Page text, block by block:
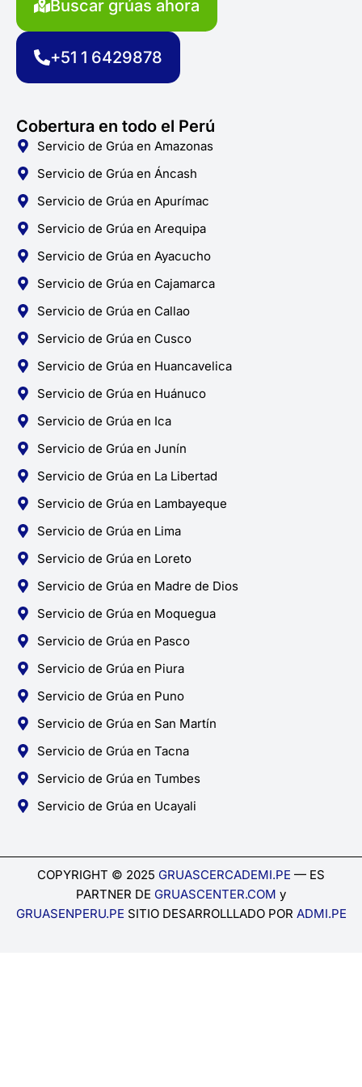
b
o
a
r
m
s
p
Buscar grúas ahora
+51 1 6429878
Cobertura en todo el Perú
Servicio de Grúa en Amazonas
Servicio de Grúa en Áncash
Servicio de Grúa en Apurímac
Servicio de Grúa en Arequipa
Servicio de Grúa en Ayacucho
Servicio de Grúa en Cajamarca
Servicio de Grúa en Callao
Servicio de Grúa en Cusco
Servicio de Grúa en Huancavelica
Servicio de Grúa en Huánuco
Servicio de Grúa en Ica
Servicio de Grúa en Junín
Servicio de Grúa en La Libertad
Servicio de Grúa en Lambayeque
Servicio de Grúa en Lima
Servicio de Grúa en Loreto
Servicio de Grúa en Madre de Dios
Servicio de Grúa en Moquegua
Servicio de Grúa en Pasco
Servicio de Grúa en Piura
Servicio de Grúa en Puno
Servicio de Grúa en San Martín
Servicio de Grúa en Tacna
Servicio de Grúa en Tumbes
Servicio de Grúa en Ucayali
COPYRIGHT © 2025 GRUASCERCADEMI.PE — ES
PARTNER DE GRUASCENTER.COM y
GRUASENPERU.PE SITIO DESARROLLLADO POR ADMI.PE